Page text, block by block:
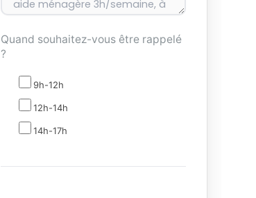
Quand souhaitez-vous être rappelé
?
9h-12h
12h-14h
14h-17h